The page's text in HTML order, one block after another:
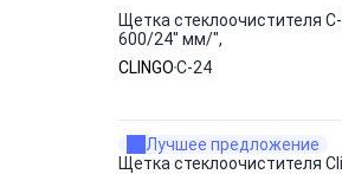
Щетка стеклоочистителя C-
600/24" мм/",
CLINGOC-24
Лучшее предложение
Щетка стеклоочистителя